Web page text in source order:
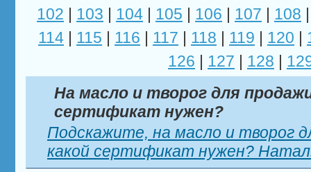
102 | 103 | 104 | 105 | 106 | 107 | 108
114 | 115 | 116 | 117 | 118 | 119 | 120 |
126 | 127 | 128 |
На масло и творог для
сертификат нужен?
Подскажите, на масло и творог
какой сертификат нужен?